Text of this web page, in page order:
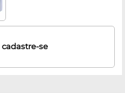
cadastre-se